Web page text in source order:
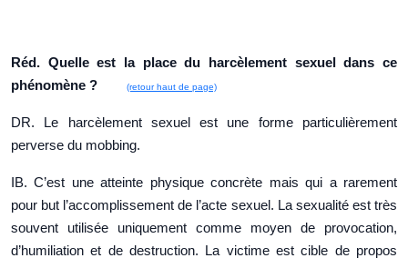
Réd. Quelle est la place du harcèlement sexuel dans ce
phénomène ?
(retour haut de page)
DR. Le harcèlement sexuel est une forme particulièrement
perverse du mobbing.
IB. C’est une atteinte physique concrète mais qui a rarement
pour but l’accomplissement de l’acte sexuel. La sexualité est très
souvent utilisée uniquement comme moyen de provocation,
d’humiliation et de destruction. La victime est cible de propos